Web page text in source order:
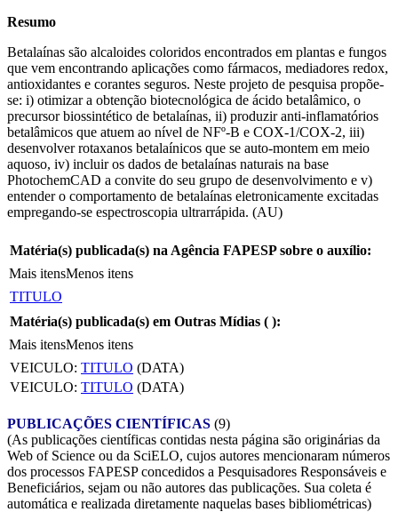
Resumo
Betalaínas são alcaloides coloridos encontrados em plantas e fungos
que vem encontrando aplicações como fármacos, mediadores redox,
antioxidantes e corantes seguros. Neste projeto de pesquisa propõe-
se: i) otimizar a obtenção biotecnológica de ácido betalâmico, o
precursor biossintético de betalaínas, ii) produzir anti-inflamatórios
betalâmicos que atuem ao nível de NFº-B e COX-1/COX-2, iii)
desenvolver rotaxanos betalaínicos que se auto-montem em meio
aquoso, iv) incluir os dados de betalaínas naturais na base
PhotochemCAD a convite do seu grupo de desenvolvimento e v)
entender o comportamento de betalaínas eletronicamente excitadas
empregando-se espectroscopia ultrarrápida. (AU)
Matéria(s) publicada(s) na Agência FAPESP sobre o auxílio:
Mais itensMenos itens
TITULO
Matéria(s) publicada(s) em Outras Mídias ( ):
Mais itensMenos itens
VEICULO: TITULO (DATA)
VEICULO: TITULO (DATA)
PUBLICAÇÕES CIENTÍFICAS (9)
(As publicações científicas contidas nesta página são originárias da
Web of Science ou da SciELO, cujos autores mencionaram números
dos processos FAPESP concedidos a Pesquisadores Responsáveis e
Beneficiários, sejam ou não autores das publicações. Sua coleta é
automática e realizada diretamente naquelas bases bibliométricas)